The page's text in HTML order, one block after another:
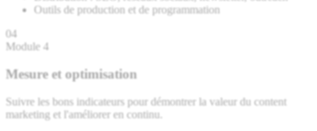
Outils de production et de programmation
04
Module 4
Mesure et optimisation
Suivre les bons indicateurs pour démontrer la valeur du content
marketing et l'améliorer en continu.